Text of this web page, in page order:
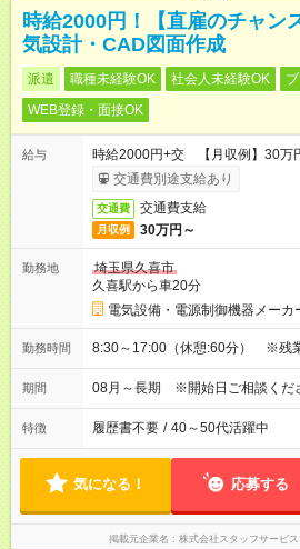
時給2000円！【直雇のチャン
気設計・CAD図面作成
派遣 職種未経験OK 社会人未経験OK
WEB登録・面接OK
給与
時給2000円+交 【月収例】30万
交通費別途支給あり
交通費 交通費支給
月収例 30万円～
勤務地
埼玉県久喜市
久喜駅から車20分
電気設備・電源制御機器メーカ
勤務時間 8:30～17:00（休憩:60分） ※残
期間 08月～長期 ※開始日ご相談くだ
特徴 履歴書不要 / 40～50代活躍中
気になる！ 応募する
掲載元企業名 株式会社スタッフサービ